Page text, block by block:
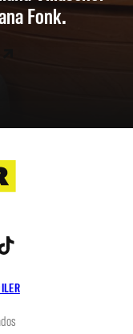
Fonk.
YouTube